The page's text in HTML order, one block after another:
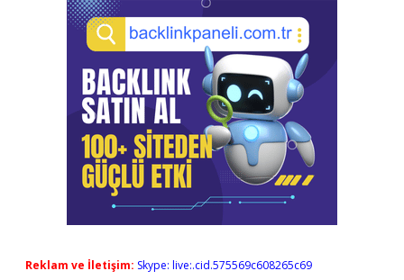
Reklam ve İletişim: Skype: live:.cid.575569c608265c69